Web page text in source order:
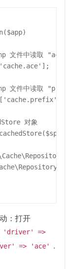
文件中读取 "ace"
文件中读取
对象
对
：打开
'driver' =>
=> 'ace' .